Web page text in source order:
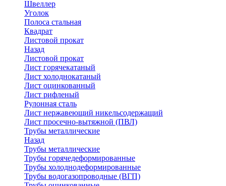
Швеллер
Уголок
Полоса стальная
Квадрат
Листовой прокат
Назад
Листовой прокат
Лист горячекатаный
Лист холоднокатаный
Лист оцинкованный
Лист рифленый
Рулонная сталь
Лист нержавеющий никельсодержащий
Лист просечно-вытяжной (ПВЛ)
Трубы металлические
Назад
Трубы металлические
Трубы горячедеформированные
Трубы холоднодеформированные
Трубы водогазопроводные (ВГП)